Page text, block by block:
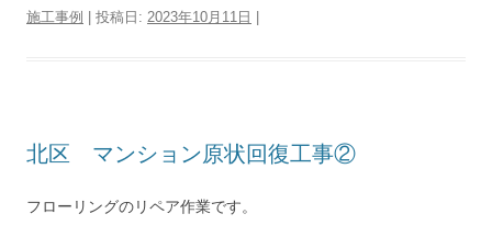
施工事例
| 投稿日: 2023年10月11日
北区 マンション原状回復工事②
フローリングのリペア作業です。